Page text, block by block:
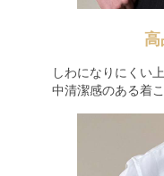
しわになりにくい
中清潔感のある着